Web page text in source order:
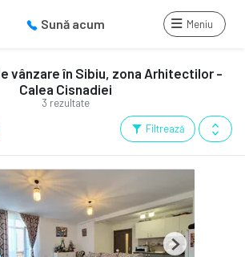
Sună acum Meniu
3 rezultate
vânzare în Sibiu, zona Arhitectilor -
Calea Cisnadiei
Filtrează
Next